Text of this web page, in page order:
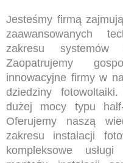
Jesteśmy firmą
zaawansowanych
zakresu systemów
Zaopatrujemy
innowacyjne firmy w
dziedziny
dużej mocy typu
Oferujemy naszą
zakresu instalacji
kompleksowe